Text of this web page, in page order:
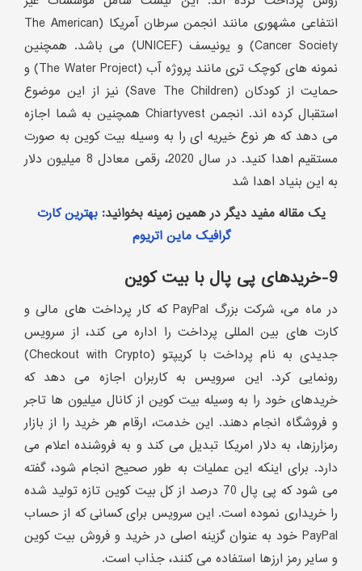
انتفاعی مشهوری مانند انجمن سرطان آمریکا (The American
Cancer Society) و یونیسف (UNICEF) می باشد. همچنین
نمونه های کوچک تری مانند پروژه آب (The Water Project) و
حمایت از کودکان (Save The Children) نیز از این موضوع
استقبال کرده اند. انجمن Chiartyvest همچنین به شما اجازه
می دهد که هر نوع خیریه ای را به وسیله بیت کوین به صورت
مستقیم اهدا کنید. در سال 2020، رقمی معادل 8 میلیون دلار
به این بنیاد اهدا شد
یک مقاله مفید دیگر در همین زمینه بخوانید:بهترین کارت
گرافیک ماین اتریوم
9-خریدهای پی پال با بیت کوین
در ماه می، شرکت بزرگ PayPal که کار پرداخت های مالی و
کارت های بین المللی پرداخت را اداره می کند، از سرویس
جدیدی به نام پرداخت با کریپتو (Checkout with Crypto)
رونمایی کرد. این سرویس به کاربران اجازه می دهد که
خریدهای خود را به وسیله بیت کوین از کانال میلیون ها تاجر
و فروشگاه انجام دهند. این خدمت، ارقام هر خرید را از بازار
رمزارزها، به دلار امریکا تبدیل می کند و به فروشنده اعلام می
دارد. برای اینکه این عملیات به طور صحیح انجام شود، گفته
می شود که پی پال 70 درصد از کل بیت کوین تازه تولید شده
را خریداری نموده است. این سرویس برای کسانی که از حساب
PayPal خود به عنوان گزینه اصلی در خرید و فروش بیت کوین
و سایر رمز ارزها استفاده می کنند، جذاب است.